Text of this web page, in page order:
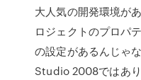
大人気の開発環境が
ロジェクトのプロパ
の設定があるんじゃ
Studio 2008ではあ